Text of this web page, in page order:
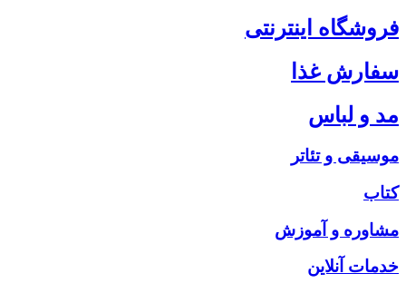
فروشگاه اینترنتی
سفارش غذا
مد و لباس
موسیقی و تئاتر
کتاب
مشاوره و آموزش
خدمات آنلاین